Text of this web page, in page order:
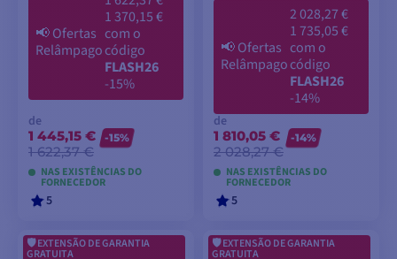
📢Ofertas
Relâmpago
1 370,15 €
com o
código
FLASH26
-15%
de
1 445,15 €
1 622,37 €
-15%
NAS EXISTÊNCIAS DO
FORNECEDOR
5
VER MODELOS
📢Ofertas
Relâmpago
2 028,27 €
1 735,05 €
com o
código
FLASH26
-14%
de
1 810,05 €
2 028,27 €
-14%
NAS EXISTÊNCIAS DO
FORNECEDOR
5
VER MODELOS
EXTENSÃO DE GARANTIA
GRATUITA
EXTENSÃO DE GARANTIA
GRATUITA